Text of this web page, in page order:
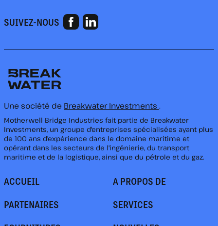
SUIVEZ-NOUS
Une société de Breakwater Investments .
Motherwell Bridge Industries fait partie de Breakwater
Investments, un groupe d'entreprises spécialisées ayant plus
de 100 ans d'expérience dans le domaine maritime et
opérant dans les secteurs de l'ingénierie, du transport
maritime et de la logistique, ainsi que du pétrole et du gaz.
ACCUEIL
A PROPOS DE
PARTENAIRES
SERVICES